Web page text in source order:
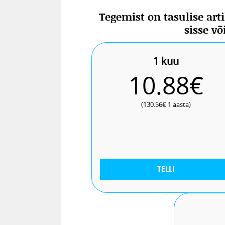
Inglismaal on madalama
lisaaineid. Siiski sisaldavad ka seal
moodustavad maisiderivaadid,
Tegemist on tasulise
sisse
1 kuu
10.88€
(130.56€ 1 aasta)
TELLI